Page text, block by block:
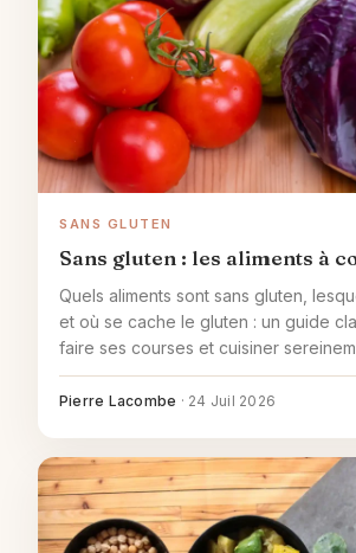
SANS GLUTEN
Sans gluten : les aliments à
Quels aliments sont sans gluten,
et où se cache le gluten : un guide
faire ses courses et cuisiner
Pierre Lacombe · 24 Juil 2026